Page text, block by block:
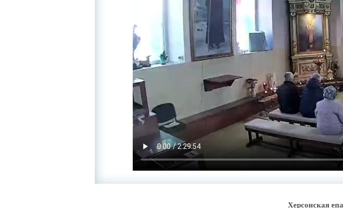
Херсонская